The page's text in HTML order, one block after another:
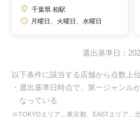
千葉県 柏駅
月曜日、火曜日、水曜日
選出基準日：
以下条件に該当する店舗から点数上
・選出基準日時点で、第一ジャンル
なっている
※TOKYOエリア…東京都、EASTエリア…